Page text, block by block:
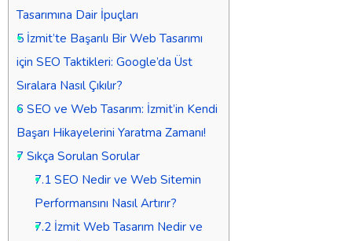
Tasarımına Dair İpuçları
5 İzmit’te Başarılı Bir Web Tasarımı
için SEO Taktikleri: Google’da Üst
Sıralara Nasıl Çıkılır?
6 SEO ve Web Tasarım: İzmit’in Kendi
Başarı Hikayelerini Yaratma Zamanı!
7 Sıkça Sorulan Sorular
7.1SEO Nedir ve Web Sitemin
Performansını Nasıl Artırır?
7.2İzmit Web Tasarım Nedir ve